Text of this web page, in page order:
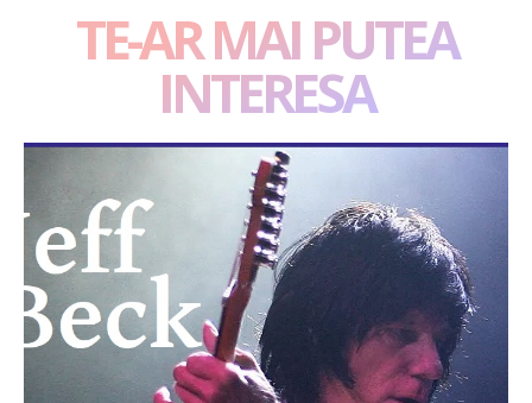
TE-AR MAI PUTEA
INTERESA